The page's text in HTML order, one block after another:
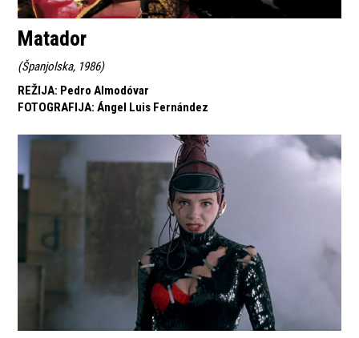
Matador
(Španjolska, 1986)
REŽIJA: Pedro Almodóvar
FOTOGRAFIJA: Ángel Luis Fernández